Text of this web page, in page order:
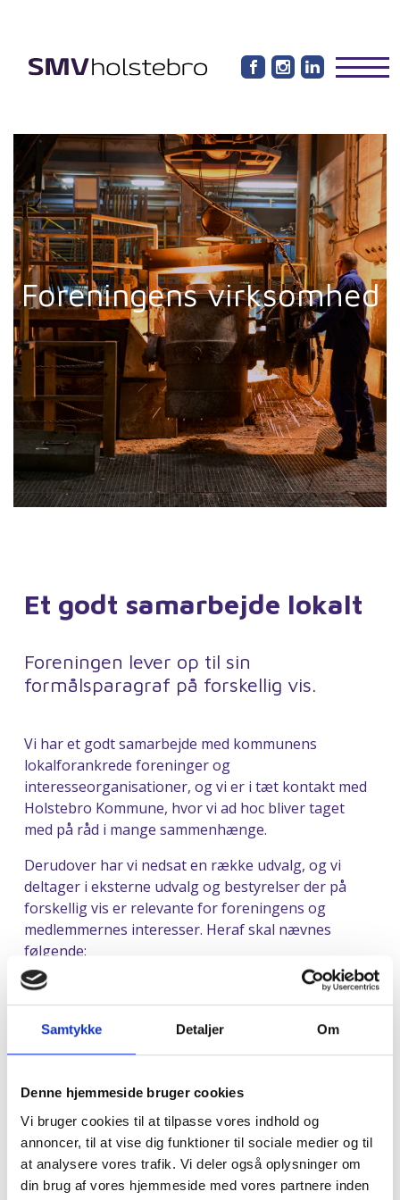
Samtykke Detaljer Om
Denne hjemmeside bruger cookies
Vi bruger cookies til at tilpasse vores indhold og
annoncer, til at vise dig funktioner til sociale medier og til
at analysere vores trafik. Vi deler også oplysninger om
din brug af vores hjemmeside med vores partnere inden
Foreningens virksomhed
Et godt samarbejde lokalt
Foreningen lever op til sin
formålsparagraf på forskellig vis.
Vi har et godt samarbejde med kommunens
lokalforankrede foreninger og
interesseorganisationer, og vi er i tæt kontakt med
Holstebro Kommune, hvor vi ad hoc bliver taget
med på råd i mange sammenhænge.
Derudover har vi nedsat en række udvalg, og vi
deltager i eksterne udvalg og bestyrelser der på
forskellig vis er relevante for foreningens og
medlemmernes interesser. Heraf skal nævnes
følgende:
Uddannelsescenter Holstebro (UCH)
Skolen er i sin tid startet af foreningen. Foreningen
har en plads i skolens bestyrelse, og den varetages
pt. af formanden, Bjarne Sørensen.
Holstebro Kommune
i løbende kontakt med Holstebro Kommune og
deltager blandt andet i regelmæssige møder med
Borgmesteren og kommunens ledelsesgruppe.